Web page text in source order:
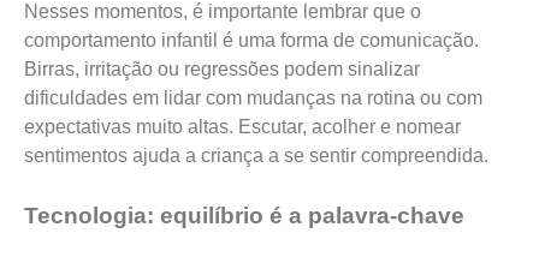
Nesses momentos, é importante lembrar que o
comportamento infantil é uma forma de comunicação.
Birras, irritação ou regressões podem sinalizar
dificuldades em lidar com mudanças na rotina ou com
expectativas muito altas. Escutar, acolher e nomear
sentimentos ajuda a criança a se sentir compreendida.
Tecnologia: equilíbrio é a palavra-chave